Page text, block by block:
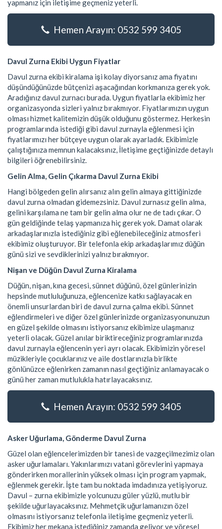
yapmanız için iletişime geçmeniz yeterli.
Hemen Arayın: 0532 599 3405
Davul Zurna Ekibi Uygun Fiyatlar
Davul zurna ekibi kiralama işi kolay diyorsanız ama fiyatını
düşündüğünüzde bütçenizi aşacağından korkmanıza gerek yok.
Aradığınız davul zurnacı burada. Uygun fiyatlarla ekibimiz her
organizasyonda sizleri yalnız bırakmıyor. Fiyatlarımızın uygun
olması hizmet kalitemizin düşük olduğunu göstermez. Herkesin
programlarında istediği gibi davul zurnayla eğlenmesi için
fiyatlarımızı her bütçeye uygun olarak ayarladık. Ekibimizle
çalıştığınıza memnun kalacaksınız, İletişime geçtiğinizde detaylı
bilgileri öğrenebilirsiniz.
Gelin Alma, Gelin Çıkarma Davul Zurna Ekibi
Hangi bölgeden gelin alırsanız alın gelin almaya gittiğinizde
davul zurna olmadan gidemezsiniz. Davul zurnasız gelin alma,
gelini karşılama ne tam bir gelin alma olur ne de tadı çıkar. O
gün geldiğinde telaş yapmanıza hiç gerek yok. Damat olarak
arkadaşlarınızla istediğiniz gibi eğlenebileceğiniz atmosferi
ekibimiz oluşturuyor. Bir telefonla ekip arkadaşlarımız düğün
günü sizi ve sevdiklerinizi yalnız bırakmıyor.
Nişan ve Düğün Davul Zurna Kiralama
Düğün, nişan, kına gecesi, sünnet düğünü, özel günlerinizin
hepsinde mutluluğunuza, eğlencenize katkı sağlayacak en
önemli unsurlardan biri de davul zurna çalma ekibi. Sünnet
eğlendirmeleri ve diğer özel günlerinizde organizasyonunuzun
en güzel şekilde olmasını istiyorsanız ekibimize ulaşmanız
yeterli olacak. Güzel anılar biriktireceğiniz programlarınızda
davul zurnayla eğlencenin yeri ayrı olacak. Ekibimizin yöresel
müzikleriyle çocuklarınız ve aile dostlarınızla birlikte
gönlünüzce eğlenirken zamanın nasıl geçtiğiniz anlamayacak o
günü her zaman mutlulukla hatırlayacaksınız.
Hemen Arayın: 0532 599 3405
Asker Uğurlama, Gönderme Davul Zurna
Güzel olan eğlencelerimizden bir tanesi de vazgeçilmezimiz olan
asker uğurlamaları. Yakınlarımızı vatani görevlerini yapmaya
gönderirken morallerinin yüksek olması için program yapmak,
eğlenmek gerekir. İşte tam bu noktada imdadınıza yetişiyoruz.
Davul – zurna ekibimizle yolcunuzu güler yüzlü, mutlu bir
şekilde uğurlayacaksınız. Mehmetçik uğurlamanızın özel
olmasını istiyorsanız telefonla iletişime geçmeniz yeterli.
Ekibimiz her mekana istediğiniz zamanda geliyor ve yöresel